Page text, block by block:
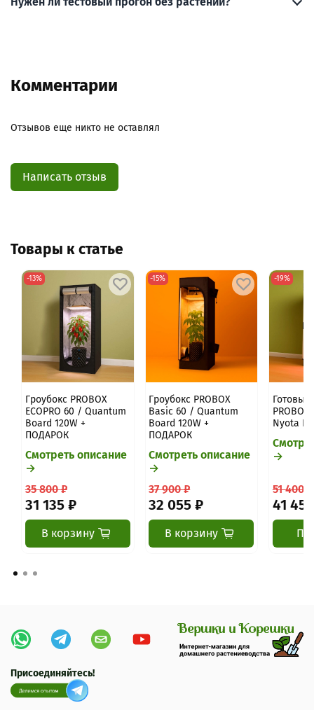
Комментарии
Отзывов еще никто не оставлял
Написать отзыв
Товары к статье
-13%
Гроубокс PROBOX
ECOPRO 60 / Quantum
Board 120W +
ПОДАРОК
Смотреть описание
→
35 800 ₽
31 135 ₽
В корзину
-15%
Гроубокс PROBOX
Basic 60 / Quantum
Board 120W +
ПОДАРОК
Смотреть описание
→
37 900 ₽
32 055 ₽
В корзину
-19%
Готовый
Nyota
→
51 400 ₽
41
Присоединяйтесь!